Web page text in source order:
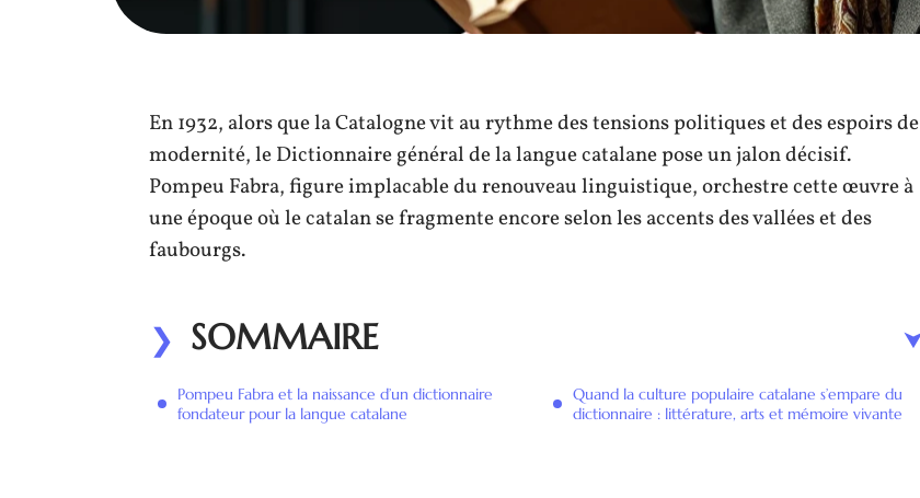
En 1932, alors que la Catalogne vit au rythme des tensions politiques et des espoirs de
modernité, le Dictionnaire général de la langue catalane pose un jalon décisif.
Pompeu Fabra, figure implacable du renouveau linguistique, orchestre cette œuvre à
une époque où le catalan se fragmente encore selon les accents des vallées et des
faubourgs.
SOMMAIRE
Pompeu Fabra et la naissance d’un dictionnaire
fondateur pour la langue catalane
Quand la culture populaire catalane s’empare du
dictionnaire : littérature, arts et mémoire vivante